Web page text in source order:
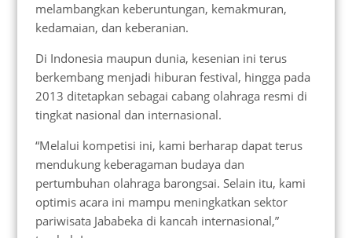
melambangkan keberuntungan, kemakmuran,
kedamaian, dan keberanian.
Di Indonesia maupun dunia, kesenian ini terus
berkembang menjadi hiburan festival, hingga pada
2013 ditetapkan sebagai cabang olahraga resmi di
tingkat nasional dan internasional.
“Melalui kompetisi ini, kami berharap dapat terus
mendukung keberagaman budaya dan
pertumbuhan olahraga barongsai. Selain itu, kami
optimis acara ini mampu meningkatkan sektor
pariwisata Jababeka di kancah internasional,”